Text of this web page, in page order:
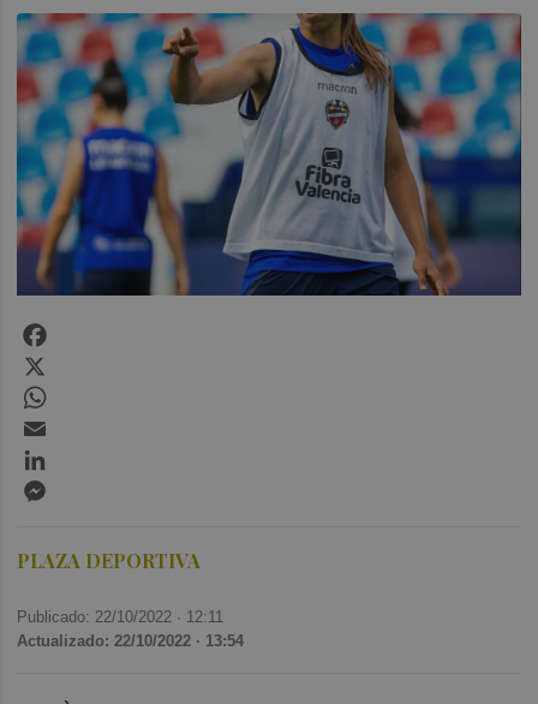
PLAZA DEPORTIVA
Publicado: 22/10/2022 · 12:11
Actualizado: 22/10/2022 · 13:54